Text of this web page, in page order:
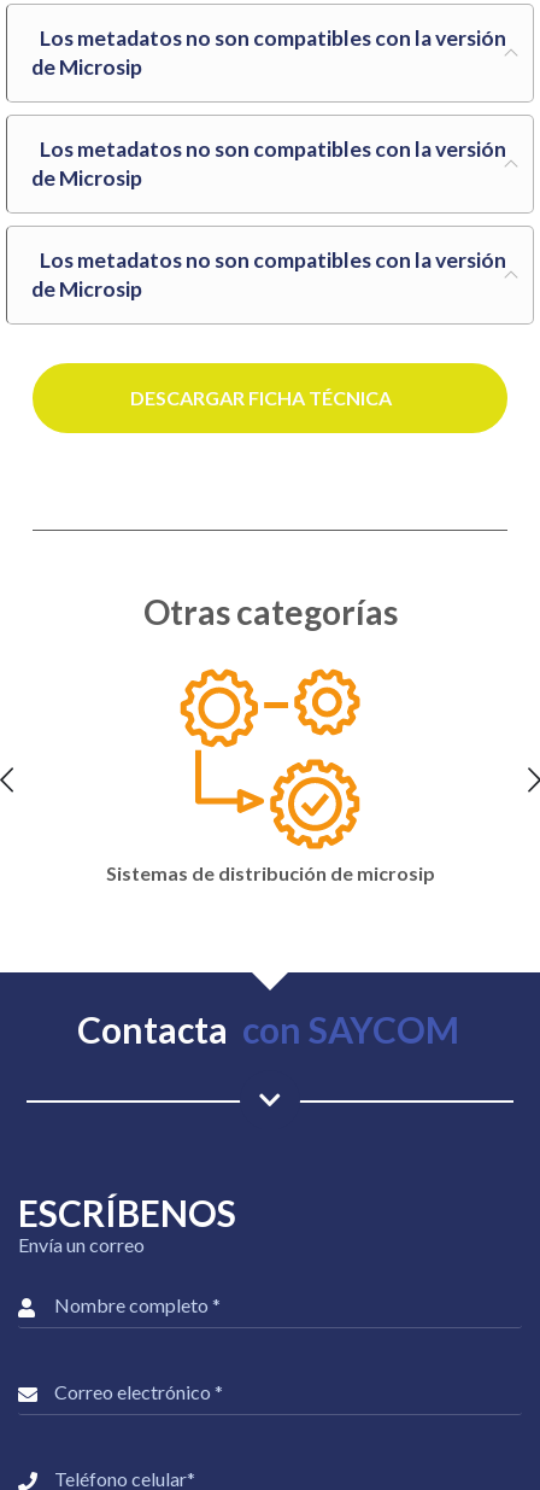
Los metadatos no son compatibles con la versión
de Microsip
Los metadatos no son compatibles con la versión
de Microsip
Los metadatos no son compatibles con la versión
de Microsip
DESCARGAR FICHA TÉCNICA
Otras categorías
Sistemas de distribución de microsip
Contacta con SAYCOM
ESCRÍBENOS
Envía un correo